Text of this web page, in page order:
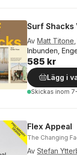
Surf Shacks
Av Matt Titone
Inbunden,
585 kr
Lägg i
Skickas inom
Flex Appeal
The Changing
Av Stefan